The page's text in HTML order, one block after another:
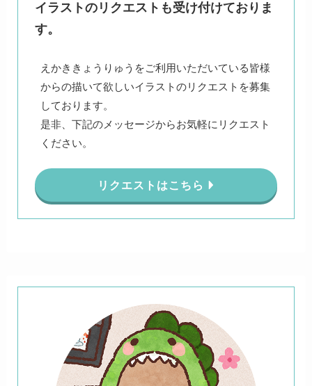
イラストのリクエストも受け付けておりま
す。
えかききょうりゅうをご利用いただいている皆様
からの描いて欲しいイラストのリクエストを募集
しております。
是非、下記のメッセージからお気軽にリクエスト
ください。
リクエストはこちら